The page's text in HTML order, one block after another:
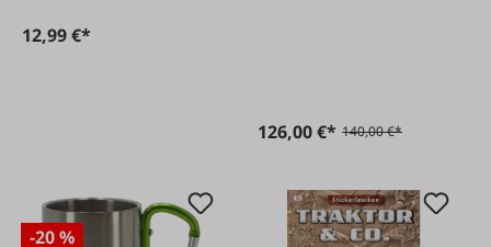
12,99 €*
126,00 €* 140,00 €*
-20 %